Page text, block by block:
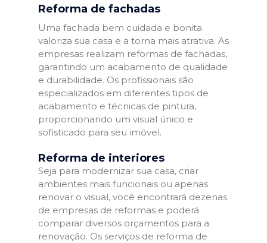
Reforma de fachadas
Uma fachada bem cuidada e bonita
valoriza sua casa e a torna mais atrativa. As
empresas realizam reformas de fachadas,
garantindo um acabamento de qualidade
e durabilidade. Os profissionais são
especializados em diferentes tipos de
acabamento e técnicas de pintura,
proporcionando um visual único e
sofisticado para seu imóvel.
Reforma de interiores
Seja para modernizar sua casa, criar
ambientes mais funcionais ou apenas
renovar o visual, você encontrará dezenas
de empresas de reformas e poderá
comparar diversos orçamentos para a
renovação. Os serviços de reforma de